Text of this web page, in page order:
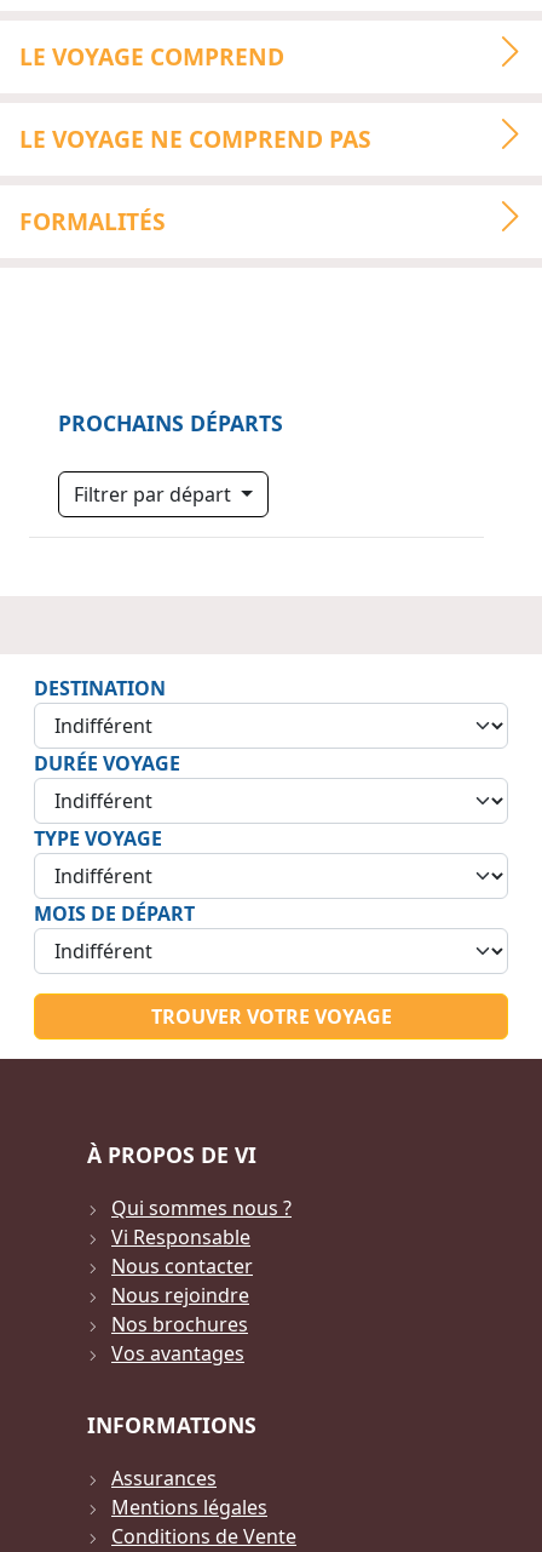
LE VOYAGE COMPREND
LE VOYAGE NE COMPREND PAS
FORMALITÉS
PROCHAINS DÉPARTS
Filtrer par départ
DESTINATION
DURÉE VOYAGE
TYPE VOYAGE
MOIS DE DÉPART
TROUVER VOTRE VOYAGE
À PROPOS DE VI
Qui sommes nous ?
Vi Responsable
Nous contacter
Nous rejoindre
Nos brochures
Vos avantages
INFORMATIONS
Assurances
Mentions légales
Conditions de Vente